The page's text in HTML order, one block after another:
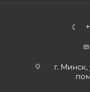
г.